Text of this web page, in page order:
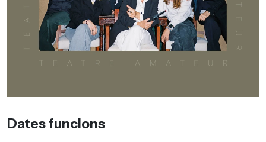
Dates funcions